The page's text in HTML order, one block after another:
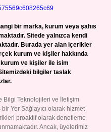
bir marka, kurum veya şahıs
Sitede yalnızca kendi
Burada yer alan içerikler
kurum ve kişiler hakkında
kurum ve kişiler ile isim
bilgiler taslak
Bilgi Teknolojileri ve İletişim
Yer Sağlayıcı olarak hizmet
proaktif olarak denetleme
Ancak, üyelerimiz